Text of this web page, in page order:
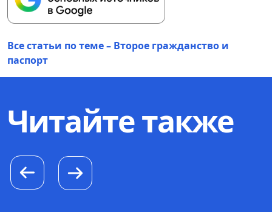
Все статьи по теме – Второе гражданство и
паспорт
Читайте также